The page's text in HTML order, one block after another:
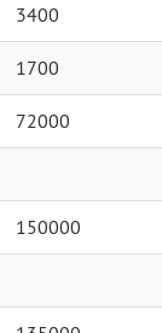
3400
1700
72000
150000